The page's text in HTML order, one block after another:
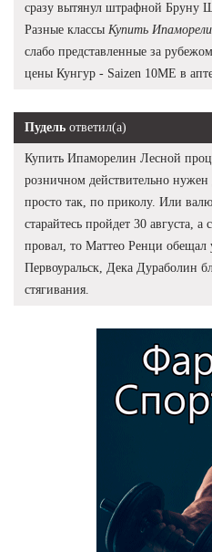
сразу вытянул штрафной Бруну
Разные классы Купить
слабо представленные за
цены Кунгур - Saizen 10ME в
Пудель ответил(а)
Купить Ипаморелин Лесной
розничном действительно нужен
просто так, по приколу. Или
старайтесь пройдет 30 августа,
провал, то Маттео Ренци обещал
Первоуральск, Дека Дураболин
стягивания.